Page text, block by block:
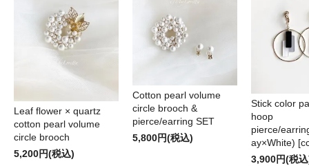
Leaf flower × quartz
cotton pearl volume
circle brooch
5,200円(税込)
Cotton pearl volume
circle brooch &
pierce/earring SET
5,800円(税込)
Stick color
hoop
pierce/
ay×White)
3,900円(税